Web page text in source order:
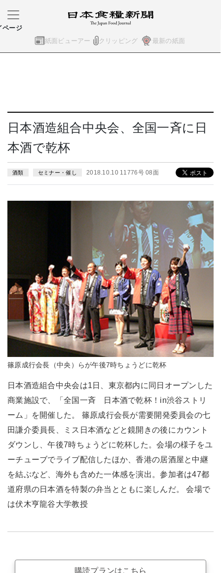
紙面ビューアー クリッピング 最新の紙面
ページ
日本酒造組合中央会、全国一斉に日
本酒で乾杯
酒類 セミナー・催し 2018.10.10 11776号 08面
篠原成行会長（中央）らが午後7時ちょうどに乾杯
日本酒造組合中央会は1日、東京都内に同日オープンした
商業施設で、「全国一斉 日本酒で乾杯！in渋谷ストリ
ーム」を開催した。 篠原成行会長が需要開発委員会の七
田謙介委員長、ミス日本酒などと鏡開きの後にカウント
ダウンし、午後7時ちょうどに乾杯した。会場の様子をユ
ーチューブでライブ配信したほか、香港の居酒屋と中継
を結ぶなど、海外も含めた一体感を演出。参加者は47都
道府県の日本酒を特製の弁当とともに楽しんだ。 会場で
は伏木亨龍谷大学教授
購読プランはこちら